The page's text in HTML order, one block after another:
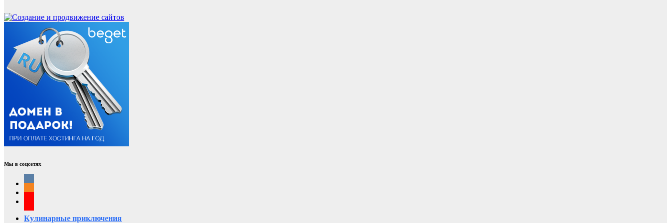
Мы в соцсетях
Кулинарные приключения